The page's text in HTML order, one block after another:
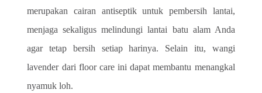
merupakan cairan antiseptik untuk pembersih lantai,
menjaga sekaligus melindungi lantai batu alam Anda
agar tetap bersih setiap harinya. Selain itu, wangi
lavender dari floor care ini dapat membantu menangkal
nyamuk loh.